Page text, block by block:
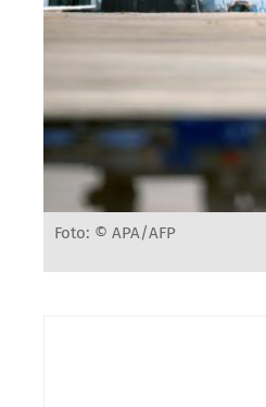
Foto: © APA/AFP